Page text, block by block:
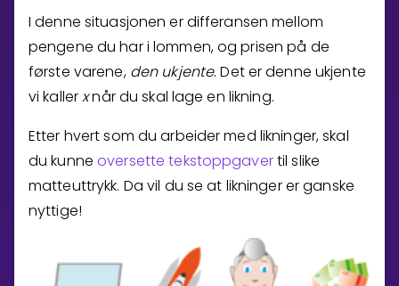
I denne situasjonen er differansen mellom
pengene du har i lommen, og prisen på de
første varene, den ukjente. Det er denne ukjente
vi kallerxnår du skal lage en likning.
Etter hvert som du arbeider med likninger, skal
du kunneoversette tekstoppgavertil slike
matteuttrykk. Da vil du se at likninger er ganske
nyttige!